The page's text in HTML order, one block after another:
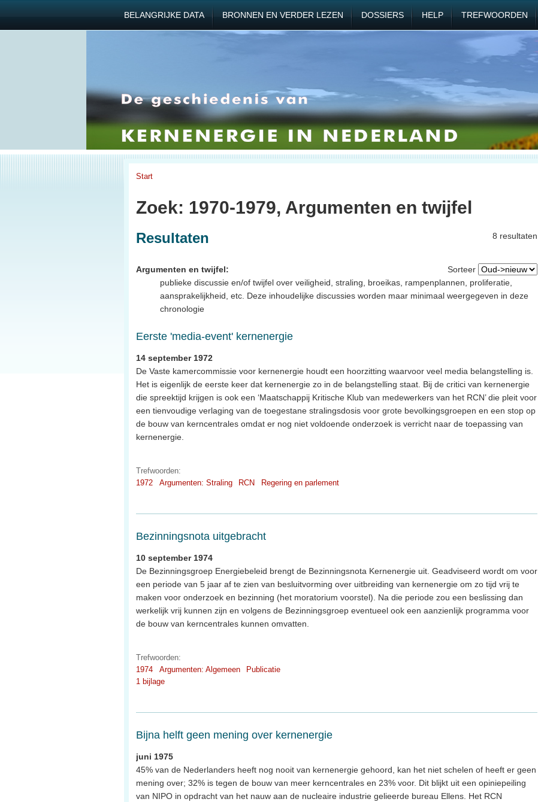
BELANGRIJKE DATA BRONNEN EN VERDER LEZEN DOSSIERS HELP TREFWOORDEN
Start
Zoek: 1970-1979, Argumenten en twijfel
8 resultaten
Resultaten
Sorteer
Argumenten en twijfel:
publieke discussie en/of twijfel over veiligheid, straling, broeikas, rampenplannen, proliferatie,
aansprakelijkheid, etc. Deze inhoudelijke discussies worden maar minimaal weergegeven in deze
chronologie
Eerste 'media-event' kernenergie
14 september 1972
De Vaste kamercommissie voor kernenergie houdt een hoorzitting waarvoor veel media belangstelling is.
Het is eigenlijk de eerste keer dat kernenergie zo in de belangstelling staat. Bij de critici van kernenergie
die spreektijd krijgen is ook een ‘Maatschappij Kritische Klub van medewerkers van het RCN’ die pleit voor
een tienvoudige verlaging van de toegestane stralingsdosis voor grote bevolkingsgroepen en een stop op
de bouw van kerncentrales omdat er nog niet voldoende onderzoek is verricht naar de toepassing van
kernenergie.
Trefwoorden:
1972
Argumenten: Straling RCN Regering en parlement
Bezinningsnota uitgebracht
10 september 1974
De Bezinningsgroep Energiebeleid brengt de Bezinningsnota Kernenergie uit. Geadviseerd wordt om voor
een periode van 5 jaar af te zien van besluitvorming over uitbreiding van kernenergie om zo tijd vrij te
maken voor onderzoek en bezinning (het moratorium voorstel). Na die periode zou een beslissing dan
werkelijk vrij kunnen zijn en volgens de Bezinningsgroep eventueel ook een aanzienlijk programma voor
de bouw van kerncentrales kunnen omvatten.
Trefwoorden:
1974
Argumenten: Algemeen
Publicatie
1 bijlage
Bijna helft geen mening over kernenergie
juni 1975
45% van de Nederlanders heeft nog nooit van kernenergie gehoord, kan het niet schelen of heeft er geen
mening over; 32% is tegen de bouw van meer kerncentrales en 23% voor. Dit blijkt uit een opiniepeiling
van NIPO in opdracht van het nauw aan de nucleaire industrie gelieerde bureau Ellens. Het RCN